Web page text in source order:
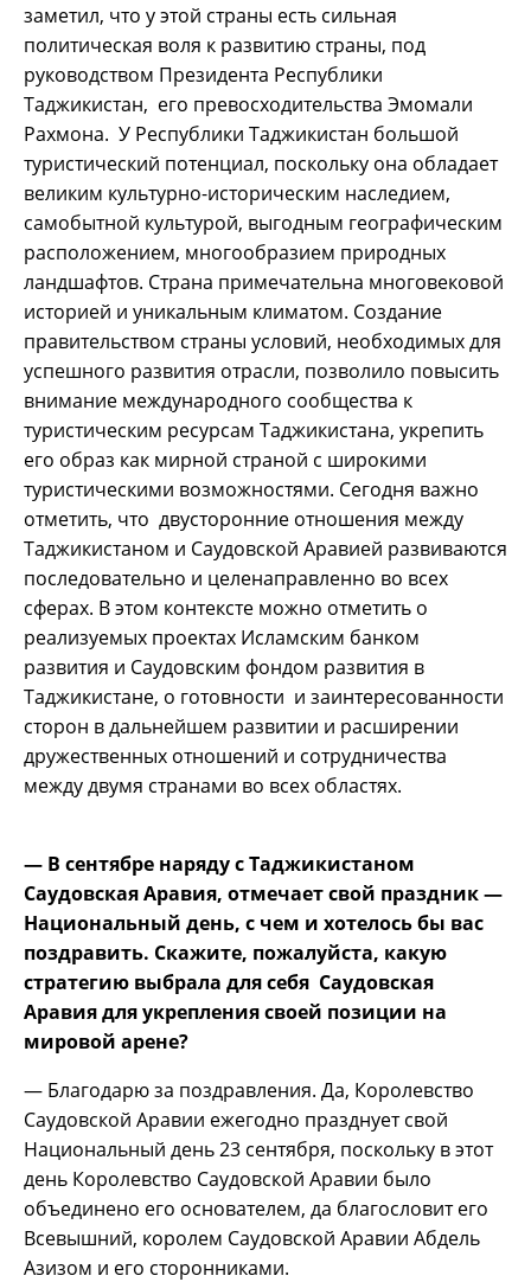
заметил, что у этой страны есть сильная
политическая воля к развитию страны, под
руководством Президента Республики
Таджикистан, его превосходительства Эмомали
Рахмона. У Республики Таджикистан большой
туристический потенциал, поскольку она обладает
великим культурно-историческим наследием,
самобытной культурой, выгодным географическим
расположением, многообразием природных
ландшафтов. Страна примечательна многовековой
историей и уникальным климатом. Создание
правительством страны условий, необходимых для
успешного развития отрасли, позволило повысить
внимание международного сообщества к
туристическим ресурсам Таджикистана, укрепить
его образ как мирной страной с широкими
туристическими возможностями. Сегодня важно
отметить, что двусторонние отношения между
Таджикистаном и Саудовской Аравией развиваются
последовательно и целенаправленно во всех
сферах. В этом контексте можно отметить о
реализуемых проектах Исламским банком
развития и Саудовским фондом развития в
Таджикистане, о готовности и заинтересованности
сторон в дальнейшем развитии и расширении
дружественных отношений и сотрудничества
между двумя странами во всех областях.
— В сентябре наряду с Таджикистаном
Саудовская Аравия, отмечает свой праздник —
Национальный день, с чем и хотелось бы вас
поздравить. Скажите, пожалуйста, какую
стратегию выбрала для себя Саудовская
Аравия для укрепления своей позиции на
мировой арене?
— Благодарю за поздравления. Да, Королевство
Саудовской Аравии ежегодно празднует свой
Национальный день 23 сентября, поскольку в этот
день Королевство Саудовской Аравии было
объединено его основателем, да благословит его
Всевышний, королем Саудовской Аравии Абдель
Азизом и его сторонниками.